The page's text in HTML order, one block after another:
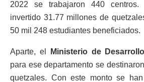
2022 se trabajaron 440
invertido 31.77 millones de
50 mil 248 estudiantes beneficiados.
Aparte, el Ministerio de
para ese departamento se
quetzales. Con este monto se